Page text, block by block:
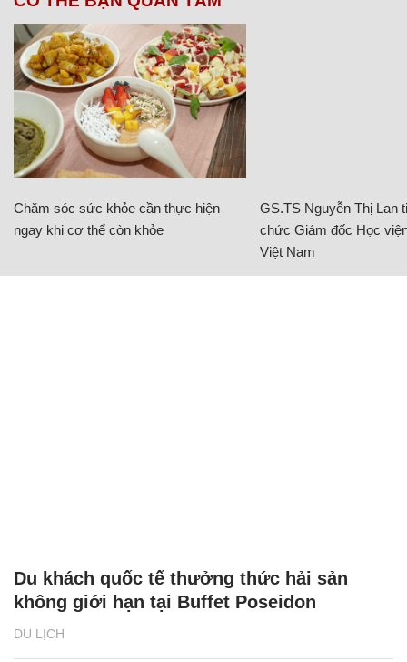
Chăm sóc sức khỏe cần thực hiện
ngay khi cơ thể còn khỏe
GS.TS Nguyễn Thị Lan
chức Giám đốc Học
Việt Nam
DU LỊCH
Du khách quốc tế thưởng thức hải sản
không giới hạn tại Buffet Poseidon